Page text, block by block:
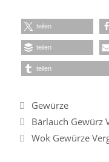
teilen
teilen
teilen
Kategorien
Gewürze
Bärlauch Gewürz
Wok Gewürze